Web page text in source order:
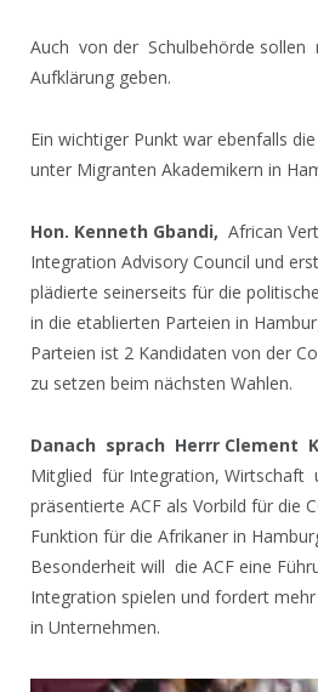
Auch von der Schulbehörde sollen
Aufklärung geben.
Ein wichtiger Punkt war ebenfalls
unter Migranten Akademikern in
Hon. Kenneth Gbandi, African
Integration Advisory Council und
plädierte seinerseits für die
in die etablierten Parteien in
Parteien ist 2 Kandidaten von der
zu setzen beim nächsten Wahlen.
Danach sprach Herrr Clement
Mitglied für Integration, Wirtschaft
präsentierte ACF als Vorbild für
Funktion für die Afrikaner in
Besonderheit will die ACF eine
Integration spielen und fordert
in Unternehmen.